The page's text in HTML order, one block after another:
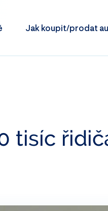
Jak koupit/prodat
tisíc